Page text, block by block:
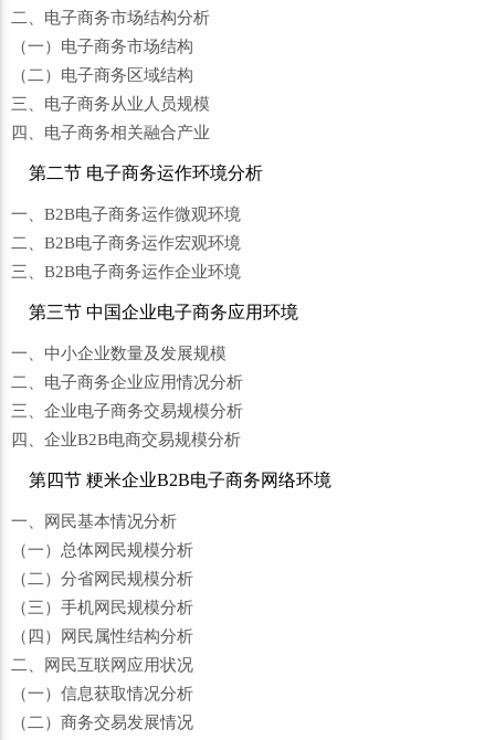
二、电子商务市场结构分析
（一）电子商务市场结构
（二）电子商务区域结构
三、电子商务从业人员规模
四、电子商务相关融合产业
第二节 电子商务运作环境分析
一、B2B电子商务运作微观环境
二、B2B电子商务运作宏观环境
三、B2B电子商务运作企业环境
第三节 中国企业电子商务应用环境
一、中小企业数量及发展规模
二、电子商务企业应用情况分析
三、企业电子商务交易规模分析
四、企业B2B电商交易规模分析
第四节 粳米企业B2B电子商务网络环境
一、网民基本情况分析
（一）总体网民规模分析
（二）分省网民规模分析
（三）手机网民规模分析
（四）网民属性结构分析
二、网民互联网应用状况
（一）信息获取情况分析
（二）商务交易发展情况